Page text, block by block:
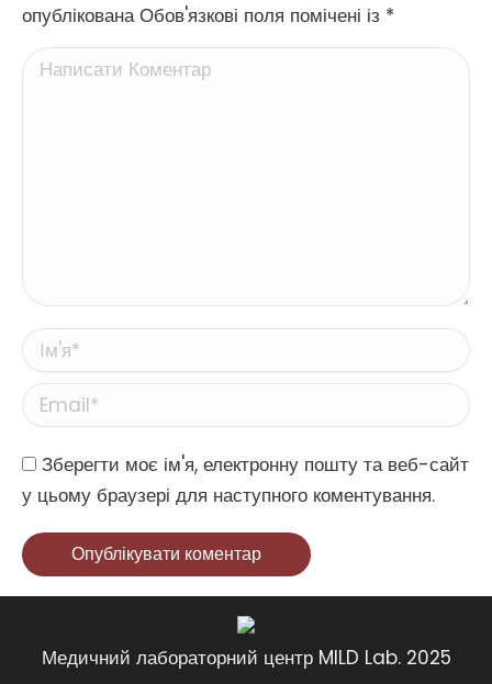
опублікована Обов'язкові поля помічені із *
Написати Коментар
Ім'я *
Email *
Website
Зберегти моє ім'я, електронну пошту та веб-сайт
у цьому браузері для наступного коментування.
Опублікувати коментар
Медичний лабораторний центр MILD Lab. 2025